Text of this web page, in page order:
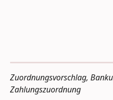
Zuordnungsvorschlag,
Zahlungszuordnung